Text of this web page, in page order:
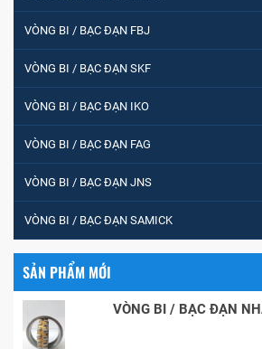
VÒNG BI / BẠC ĐẠN FBJ
VÒNG BI / BẠC ĐẠN SKF
VÒNG BI / BẠC ĐẠN IKO
VÒNG BI / BẠC ĐẠN FAG
VÒNG BI / BẠC ĐẠN JNS
VÒNG BI / BẠC ĐẠN SAMICK
SẢN PHẨM MỚI
VÒNG BI / BẠC ĐẠN